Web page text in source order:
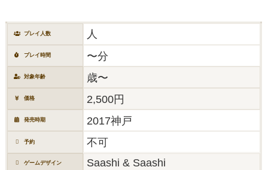
プレイ人数 人
プレイ時間 〜分
対象年齢 歳〜
価格 2,500円
発売時期 2017神戸
予約 不可
ゲームデザイン Saashi & Saashi